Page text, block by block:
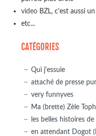
videoBZL, c'est aussi un
etc...
CATÉGORIES
Qui j'essuie
attaché de presse
very funnyves
Ma (brette) Zèle
les belles histoires
en attendant Dogot